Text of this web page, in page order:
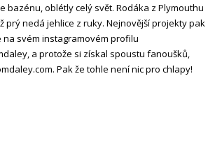
bazénu, oblétly celý svět. Rodáka z Plymouthu
prý nedá jehlice z ruky. Nejnovější projekty pak
svém instagramovém profilu
a protože si získal spoustu fanoušků,
Pak že tohle není nic pro chlapy!